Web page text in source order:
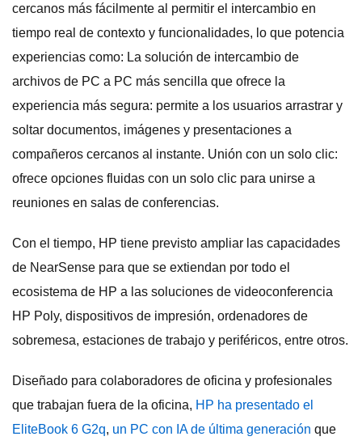
cercanos más fácilmente al permitir el intercambio en
tiempo real de contexto y funcionalidades, lo que potencia
experiencias como: La solución de intercambio de
archivos de PC a PC más sencilla que ofrece la
experiencia más segura: permite a los usuarios arrastrar y
soltar documentos, imágenes y presentaciones a
compañeros cercanos al instante. Unión con un solo clic:
ofrece opciones fluidas con un solo clic para unirse a
reuniones en salas de conferencias.
Con el tiempo, HP tiene previsto ampliar las capacidades
de NearSense para que se extiendan por todo el
ecosistema de HP a las soluciones de videoconferencia
HP Poly, dispositivos de impresión, ordenadores de
sobremesa, estaciones de trabajo y periféricos, entre otros.
Diseñado para colaboradores de oficina y profesionales
que trabajan fuera de la oficina, HP ha presentado el
EliteBook 6 G2q, un PC con IA de última generación que